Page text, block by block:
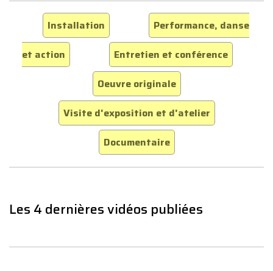
Installation
Performance, danse
et action
Entretien et conférence
Oeuvre originale
Visite d'exposition et d'atelier
Documentaire
Les 4 dernières vidéos publiées